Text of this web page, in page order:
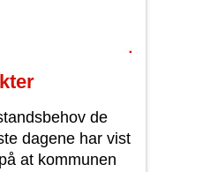
de
dagene har vist
at kommunen